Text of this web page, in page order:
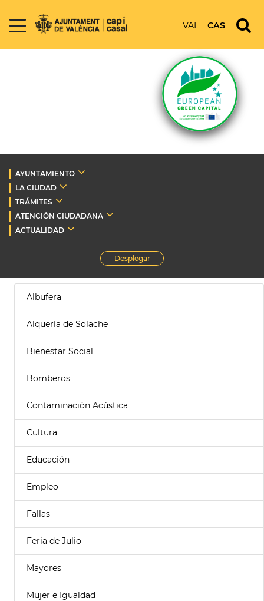
VAL CAS
AYUNTAMIENTO
LA CIUDAD
TRÁMITES
ATENCIÓN CIUDADANA
ACTUALIDAD
Desplegar
Albufera
Alquería de Solache
Bienestar Social
Bomberos
Contaminación Acústica
Cultura
Educación
Empleo
Fallas
Feria de Julio
Mayores
Mujer e Igualdad